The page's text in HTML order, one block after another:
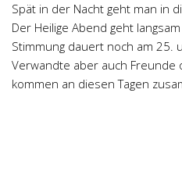
Spät in der Nacht geht man in
Der Heilige Abend geht
Stimmung dauert noch am 25.
Verwandte aber auch Freunde
kommen an diesen Tagen